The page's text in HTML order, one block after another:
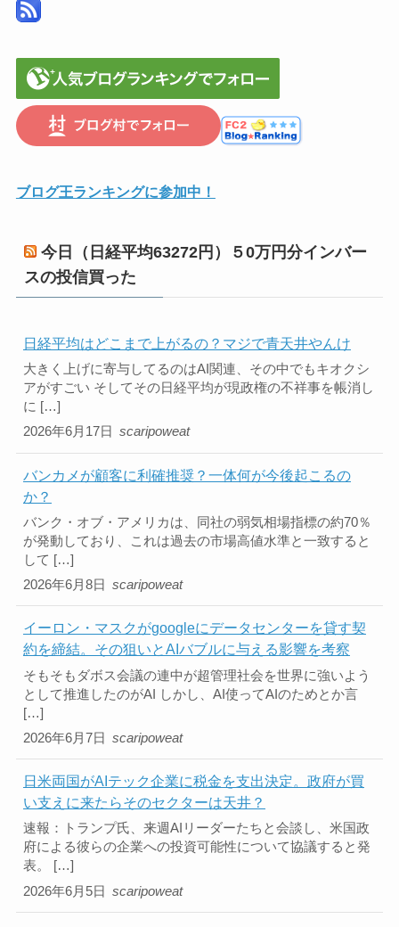
ブログ王ランキングに参加中！
今日（日経平均63272円）５0万円分インバー
スの投信買った
日経平均はどこまで上がるの？マジで青天井やんけ
2026年6月17日
大きく上げに寄与してるのはAI関連、その中でもキオクシ
アがすごい そしてその日経平均が現政権の不祥事を帳消し
に […]
scaripoweat
バンカメが顧客に利確推奨？一体何が今後起こるの
か？
2026年6月8日
バンク・オブ・アメリカは、同社の弱気相場指標の約70％
が発動しており、これは過去の市場高値水準と一致すると
して […]
scaripoweat
イーロン・マスクがgoogleにデータセンターを貸す契
約を締結。その狙いとAIバブルに与える影響を考察
2026年6月7日
そもそもダボス会議の連中が超管理社会を世界に強いよう
として推進したのがAI しかし、AI使ってAIのためとか言
[…]
scaripoweat
日米両国がAIテック企業に税金を支出決定。政府が買
い支えに来たらそのセクターは天井？
2026年6月5日
速報：トランプ氏、来週AIリーダーたちと会談し、米国政
府による彼らの企業への投資可能性について協議すると発
表。 […]
scaripoweat